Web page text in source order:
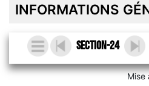
INFORMATIONS
section-24
Mise